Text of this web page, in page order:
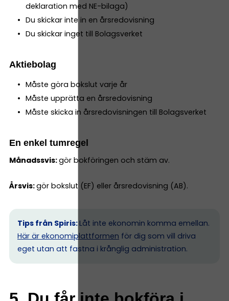
deklaration med NE-bilaga)
Du skickar inte in en årsredovisning
Du skickar inget till Bolagsverket
Aktiebolag
Måste göra bokslut varje år
Måste upprätta en årsredovisning
Måste skicka in årsredovisningen till Bolagsverket
En enkel tumregel
Månadssvis:gör bokföringen och stäm av.
Årsvis:gör bokslut (EF) eller årsredovisning (AB).
Tips från Spiris: Låt inte ekonomin komma emellan.
Här är ekonomiplattformen för dig som vill driva
eget utan att fastna i krånglig administration.